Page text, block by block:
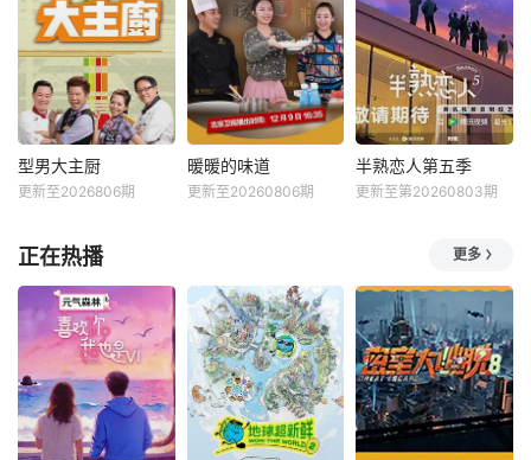
型男大主厨
更新至2026806期
暖暖的味道
更新至20260806期
半熟恋人第五季
更新至第20260803期
正在热播 更多